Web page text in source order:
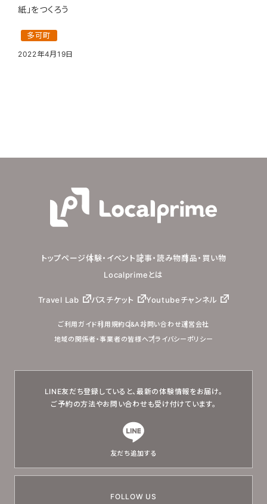
紙」をつくろう
多可町
2022年4月19日
トップページ体験・イベント記事・読み物商品・買い物
Localprimeとは
Travel Lab バスチケット Youtubeチャンネル
ご利用ガイド利用規約Q&Aお問い合わせ運営会社
地域の関係者・事業者の皆様へプライバシーポリシー
LINE友だち登録していると、最新の体験情報をお届け。
ご予約の方法やお問い合わせも受け付けています。
友だち追加する
FOLLOW US